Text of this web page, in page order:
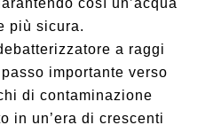
così un’acqua
più sicura.
a raggi
importante verso
di contaminazione
in un’era di crescenti